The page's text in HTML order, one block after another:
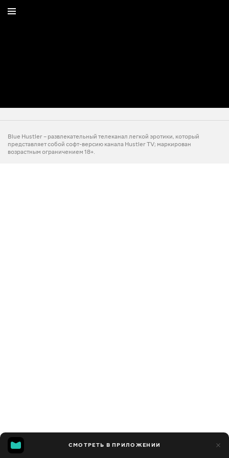
СМОТРЕТЬ В ПРИЛОЖЕНИИ
Blue Hustler – развлекательный телеканал легкой эротики, который
представляет собой софт-версию канала Hustler TV; маркирован
возрастным ограничением 18+.